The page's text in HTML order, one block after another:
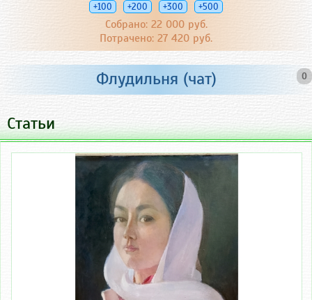
+100 +200 +300 +500
Собрано: 22 000 руб.
Потрачено: 27 420 руб.
0
Флудильня (чат)
Статьи